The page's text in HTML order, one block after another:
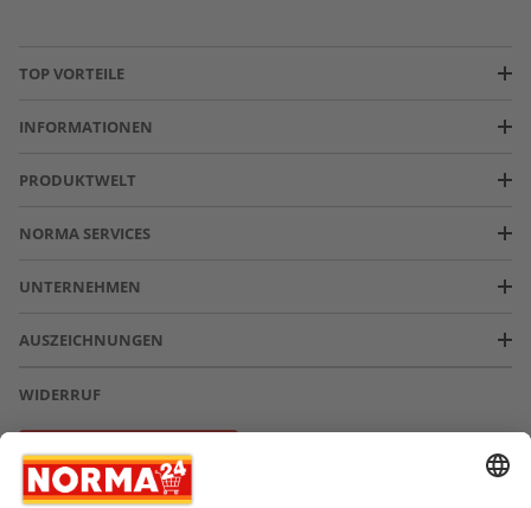
TOP VORTEILE
INFORMATIONEN
PRODUKTWELT
NORMA SERVICES
UNTERNEHMEN
AUSZEICHNUNGEN
WIDERRUF
Vertrag widerrufen